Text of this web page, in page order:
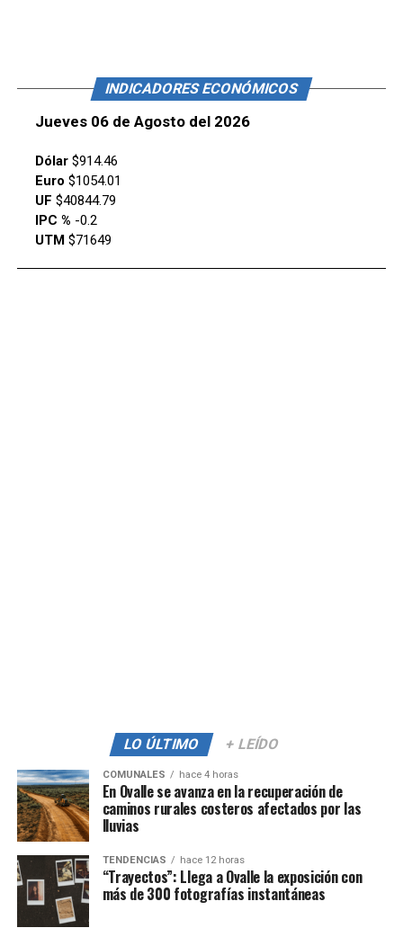
INDICADORES ECONÓMICOS
Jueves 06 de Agosto del 2026
Dólar$914.46
Euro $1054.01
UF $40844.79
IPC % -0.2
UTM $71649
LO ÚLTIMO + LEÍDO
COMUNALES hace 4 horas
En Ovalle se avanza en la recuperación de
caminos rurales costeros afectados por las
lluvias
TENDENCIAS hace 12 horas
“Trayectos”: Llega a Ovalle la exposición con
más de 300 fotografías instantáneas